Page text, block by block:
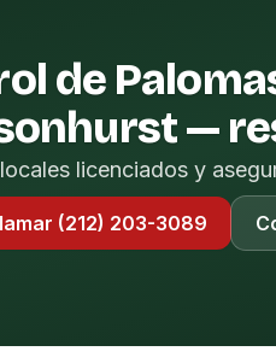
de
—
licenciados y
(212) 203-3089